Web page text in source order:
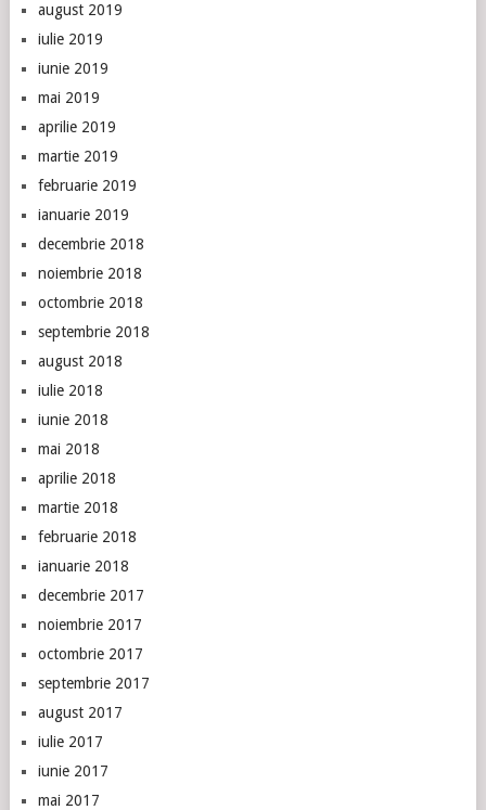
august 2019
iulie 2019
iunie 2019
mai 2019
aprilie 2019
martie 2019
februarie 2019
ianuarie 2019
decembrie 2018
noiembrie 2018
octombrie 2018
septembrie 2018
august 2018
iulie 2018
iunie 2018
mai 2018
aprilie 2018
martie 2018
februarie 2018
ianuarie 2018
decembrie 2017
noiembrie 2017
octombrie 2017
septembrie 2017
august 2017
iulie 2017
iunie 2017
mai 2017